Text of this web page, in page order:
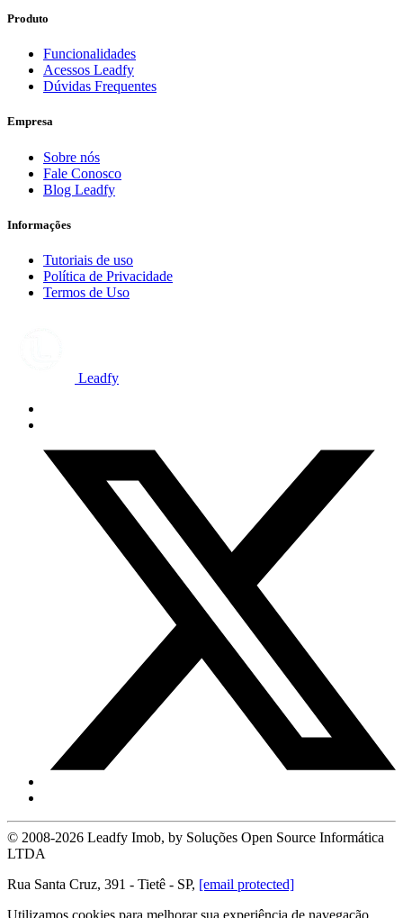
Produto
Funcionalidades
Acessos Leadfy
Dúvidas Frequentes
Empresa
Sobre nós
Fale Conosco
Blog Leadfy
Informações
Tutoriais de uso
Política de Privacidade
Termos de Uso
Leadfy
© 2008-2026 Leadfy Imob, by Soluções Open Source Informática
LTDA
Rua Santa Cruz, 391 - Tietê - SP, [email protected]
Utilizamos cookies para melhorar sua experiência de navegação,